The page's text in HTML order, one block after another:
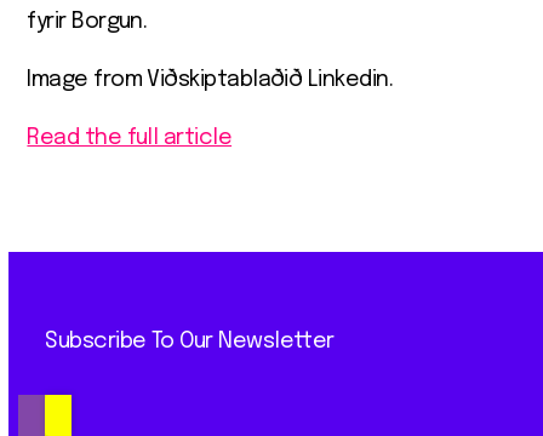
fyrir Borgun.
Image from Viðskiptablaðið Linkedin.
Read the full article
Subscribe To Our Newsletter